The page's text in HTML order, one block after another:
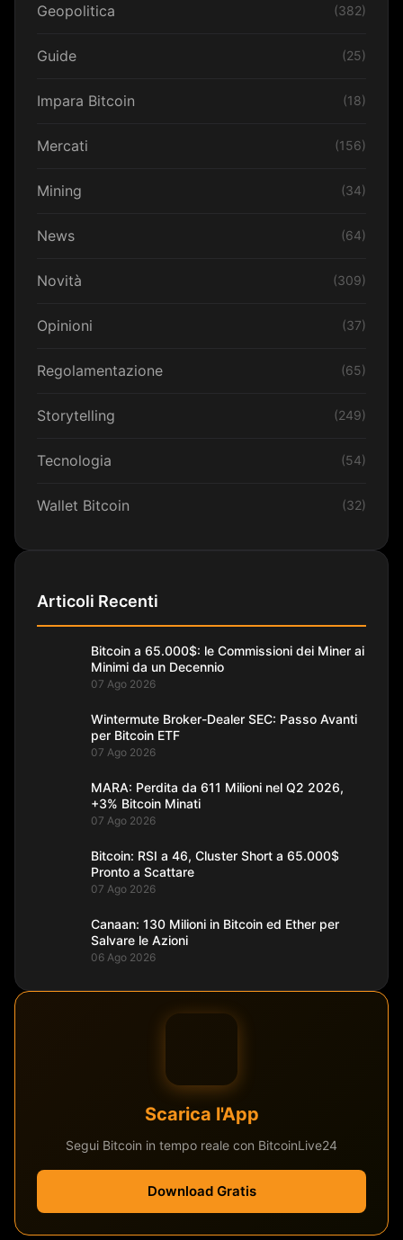
Geopolitica (382)
Guide (25)
Impara Bitcoin (18)
Mercati (156)
Mining (34)
News (64)
Novità (309)
Opinioni (37)
Regolamentazione (65)
Storytelling (249)
Tecnologia (54)
Wallet Bitcoin (32)
Articoli Recenti
Bitcoin a 65.000$: le Commissioni dei Miner ai
Minimi da un Decennio
07 Ago 2026
Wintermute Broker-Dealer SEC: Passo Avanti
per Bitcoin ETF
07 Ago 2026
MARA: Perdita da 611 Milioni nel Q2 2026,
+3% Bitcoin Minati
07 Ago 2026
Bitcoin: RSI a 46, Cluster Short a 65.000$
Pronto a Scattare
07 Ago 2026
Canaan: 130 Milioni in Bitcoin ed Ether per
Salvare le Azioni
06 Ago 2026
Scarica l'App
Segui Bitcoin in tempo reale con BitcoinLive24
Download Gratis